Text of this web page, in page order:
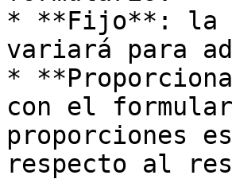
* **Fijo**: la
variará para
*
con el
proporciones
respecto al